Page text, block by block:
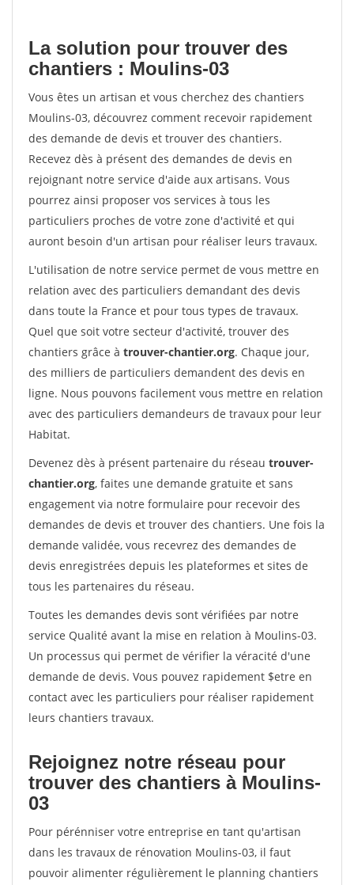
La solution pour trouver des
chantiers : Moulins-03
Vous êtes un artisan et vous cherchez des chantiers
Moulins-03, découvrez comment recevoir rapidement
des demande de devis et trouver des chantiers.
Recevez dès à présent des demandes de devis en
rejoignant notre service d'aide aux artisans. Vous
pourrez ainsi proposer vos services à tous les
particuliers proches de votre zone d'activité et qui
auront besoin d'un artisan pour réaliser leurs travaux.
L'utilisation de notre service permet de vous mettre en
relation avec des particuliers demandant des devis
dans toute la France et pour tous types de travaux.
Quel que soit votre secteur d'activité, trouver des
chantiers grâce à trouver-chantier.org. Chaque jour,
des milliers de particuliers demandent des devis en
ligne. Nous pouvons facilement vous mettre en relation
avec des particuliers demandeurs de travaux pour leur
Habitat.
Devenez dès à présent partenaire du réseau trouver-
chantier.org, faites une demande gratuite et sans
engagement via notre formulaire pour recevoir des
demandes de devis et trouver des chantiers. Une fois la
demande validée, vous recevrez des demandes de
devis enregistrées depuis les plateformes et sites de
tous les partenaires du réseau.
Toutes les demandes devis sont vérifiées par notre
service Qualité avant la mise en relation à Moulins-03.
Un processus qui permet de vérifier la véracité d'une
demande de devis. Vous pouvez rapidement $etre en
contact avec les particuliers pour réaliser rapidement
leurs chantiers travaux.
Rejoignez notre réseau pour
trouver des chantiers à Moulins-
03
Pour pérénniser votre entreprise en tant qu'artisan
dans les travaux de rénovation Moulins-03, il faut
pouvoir alimenter régulièrement le planning chantiers